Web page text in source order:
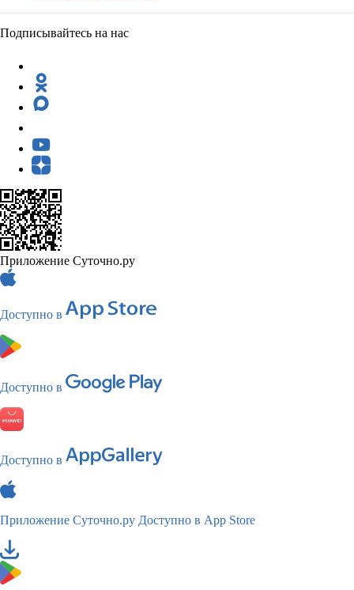
Подписывайтесь на нас
Приложение Суточно.ру
Доступно в
Доступно в
Доступно в
Приложение Суточно.ру Доступно в App Store